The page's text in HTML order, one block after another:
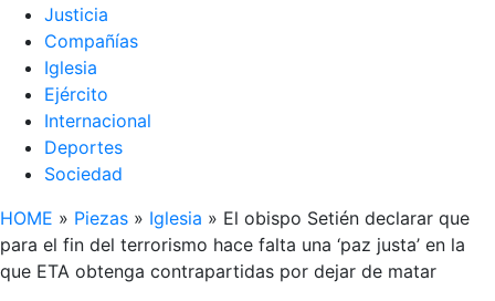
Justicia
Compañías
Iglesia
Ejército
Internacional
Deportes
Sociedad
HOME » Piezas » Iglesia » El obispo Setién declarar que
para el fin del terrorismo hace falta una ‘paz justa’ en la
que ETA obtenga contrapartidas por dejar de matar